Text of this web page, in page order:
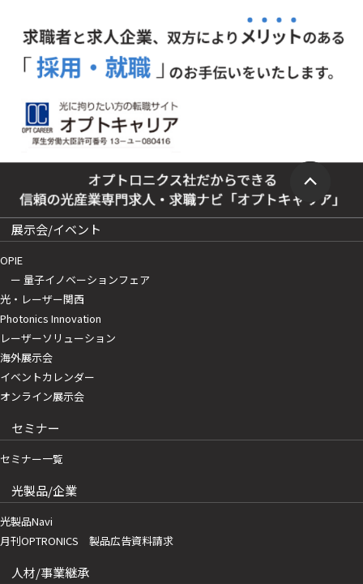
展示会/イベント
OPIE
ー 量子イノベーションフェア
光・レーザー関西
Photonics Innovation
レーザーソリューション
海外展示会
イベントカレンダー
オンライン展示会
セミナー
セミナー一覧
光製品/企業
光製品Navi
月刊OPTRONICS 製品広告資料請求
人材/事業継承